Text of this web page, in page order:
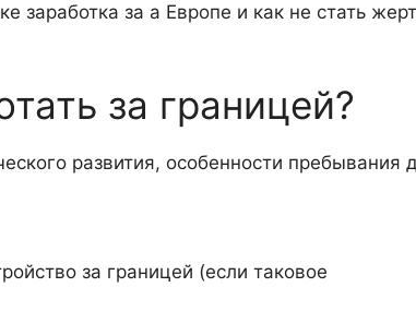
заработка за а Европе и как не стать
за границей?
развития, особенности пребывания
за границей (если таковое